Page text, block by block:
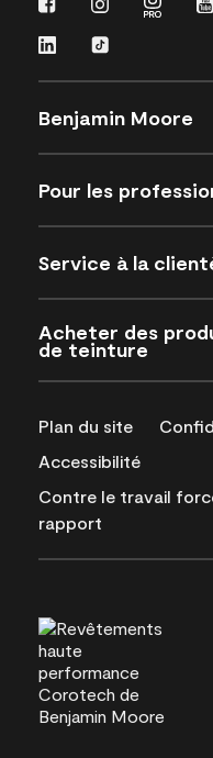
Benjamin Moore
Pour les
Service à la
Acheter des
de teinture
Plan du site
Accessibilité
Contre le travail
rapport